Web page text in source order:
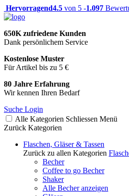
Hervorragend4.5 von 5 -1.097
650K zufriedene Kunden
Dank persönlichem Service
Kostenlose Muster
Für Artikel bis zu 5 €
80 Jahre Erfahrung
Wir kennen Ihren Bedarf
Suche Login
Alle Kategorien Schliessen Menü
Zurück Kategorien
Flaschen, Gläser & Tassen
Zurück zu allen Kategorien
Becher
Coffee to go Becher
Shaker
Alle Becher anzeigen